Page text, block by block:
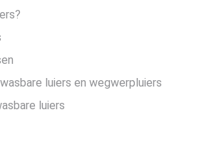
luiers en wegwerpluiers
luiers